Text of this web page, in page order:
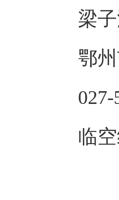
梁子湖
鄂州市
027-
临空经